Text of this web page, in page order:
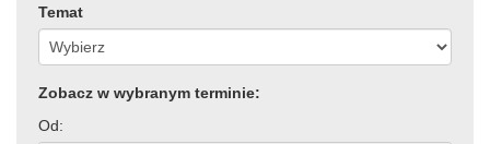
Temat
Zobacz w wybranym terminie:
Od: